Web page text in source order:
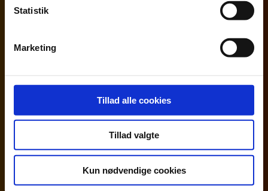
Statistik
Marketing
Tillad alle cookies
Tillad valgte
Kun nødvendige cookies
Vi arbejder aktivt med trivsel hos Beierholm gennem
vores samarbejde med Great Place to Work
Beierholm blevet kåret til Danmarks bedste